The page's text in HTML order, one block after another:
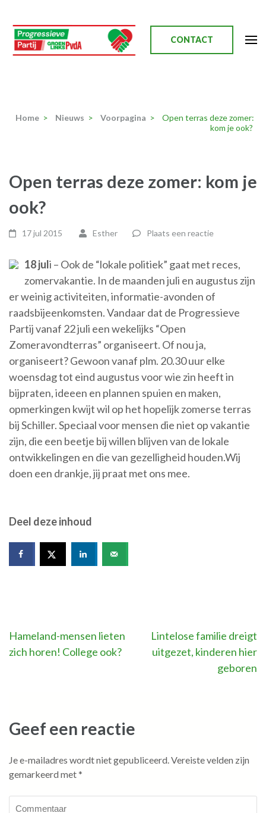
naar
inhoud
(Druk
CONTACT
Home > Nieuws > Voorpagina >
Open terras deze zomer:
kom je ook?
Open terras deze zomer: kom je
ook?
17 jul 2015 Esther Plaats een reactie
18 juli – Ook de “lokale politiek” gaat met reces,
zomervakantie. In de maanden juli en augustus zijn
er weinig activiteiten, informatie-avonden of
raadsbijeenkomsten. Vandaar dat de Progressieve
Partij vanaf 22 juli een wekelijks “Open
Zomeravondterras” organiseert. Of nou ja,
organiseert? Gewoon vanaf plm. 20.30 uur elke
woensdag tot eind augustus voor wie zin heeft in
bijpraten, ideeen en plannen spuien en maken,
opmerkingen kwijt wil op het hopelijk zomerse terras
bij Schiller. Speciaal voor mensen die niet op vakantie
zijn, die een beetje bij willen blijven van de lokale
ontwikkelingen en die van gezelligheid houden.Wij
doen een drankje, jij praat met ons mee.
Deel deze inhoud
Bericht
Hameland-mensen lieten
zich horen! College ook?
Lintelose familie dreigt
uitgezet, kinderen hier
geboren
Geef een reactie
Je e-mailadres wordt niet gepubliceerd.Vereiste velden zijn
gemarkeerd met*